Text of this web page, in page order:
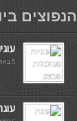
мостбет кг
הנפוצים
5 באוקטובר 2014